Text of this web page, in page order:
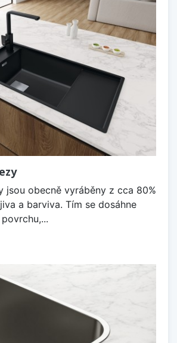
jsou obecně vyráběny z cca 80%
a barviva. Tím se dosáhne